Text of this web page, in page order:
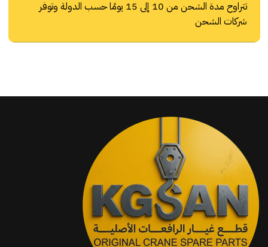
تتراوح مدة الشحن من 10 إلى 15 يومًا حسب الدولة وتوفر
شركات الشحن